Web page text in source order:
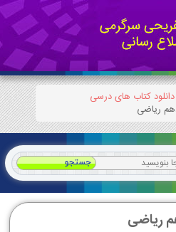
دانلود کتاب های درسی
ریاضی